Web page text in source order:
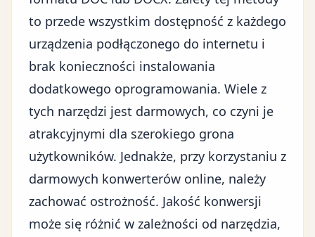
to przede wszystkim dostępność z każdego
urządzenia podłączonego do internetu i
brak konieczności instalowania
dodatkowego oprogramowania. Wiele z
tych narzędzi jest darmowych, co czyni je
atrakcyjnymi dla szerokiego grona
użytkowników. Jednakże, przy korzystaniu z
darmowych konwerterów online, należy
zachować ostrożność. Jakość konwersji
może się różnić w zależności od narzędzia,